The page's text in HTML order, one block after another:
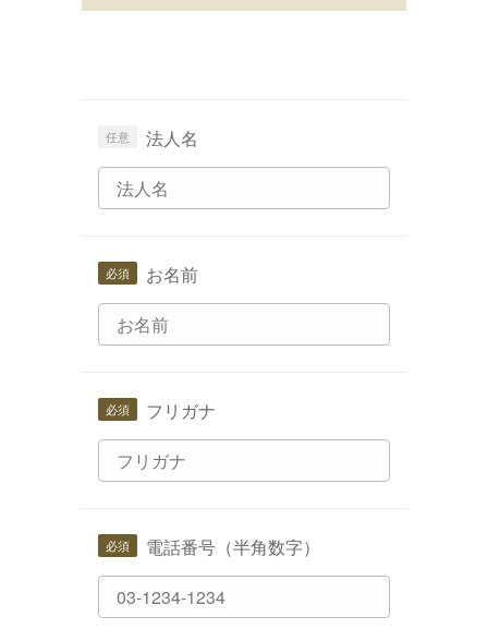
法人名
お名前
フリガナ
電話番号（半角数字）